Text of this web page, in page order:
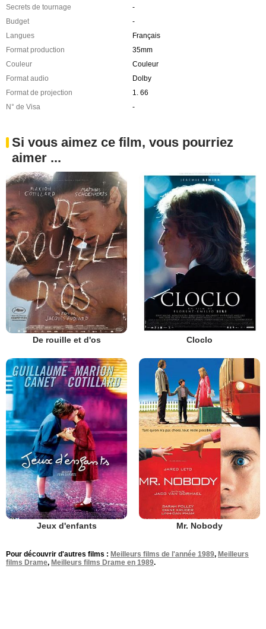
Secrets de tournage
-
Budget
-
Langues
Français
Format production
35mm
Couleur
Couleur
Format audio
Dolby
Format de projection
1. 66
N° de Visa
-
Si vous aimez ce film, vous pourriez
aimer ...
De rouille et d'os Cloclo
Jeux d'enfants Mr. Nobody
Pour découvrir d'autres films : Meilleurs films de l'année 1989, Meilleurs
films Drame, Meilleurs films Drame en 1989.